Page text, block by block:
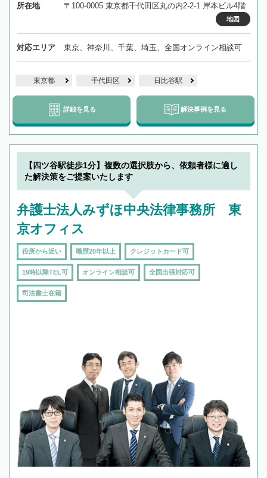
所在地 〒100-0005 東京都千代田区丸の内2-2-1 岸本ビル4階
地図
対応エリア 東京、神奈川、千葉、埼玉、全国オンライン相談可
東京都 千代田区 日比谷駅
詳細を見る 解決事例を見る
【四ツ谷駅徒歩1分】複数の選択肢から、依頼者様に適し
た解決策をご提案いたします
弁護士法人みずほ中央法律事務所 東
京オフィス
役所から近い 職歴20年以上 クレジットカード可
19時以降TEL可 オンライン相談可 全国出張対応可
司法書士在籍